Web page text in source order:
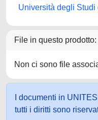
Università degli Studi
File in questo prodotto:
Non ci sono file
I documenti in
tutti i diritti sono